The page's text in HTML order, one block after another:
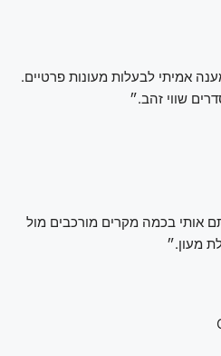
אמיתי לבעלות מעונות פרטיים.
שווי זהב.״
אותי בכמה מקרים מורכבים מול
מעון.״